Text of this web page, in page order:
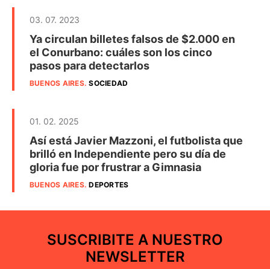
03. 07. 2023
Ya circulan billetes falsos de $2.000 en
el Conurbano: cuáles son los cinco
pasos para detectarlos
BUENOS AIRES.SOCIEDAD
01. 02. 2025
Así está Javier Mazzoni, el futbolista que
brilló en Independiente pero su día de
gloria fue por frustrar a Gimnasia
BUENOS AIRES.DEPORTES
SUSCRIBITE A NUESTRO
NEWSLETTER